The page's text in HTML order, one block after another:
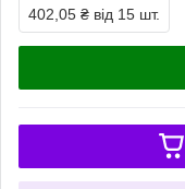
402,05 ₴ від 15 шт.